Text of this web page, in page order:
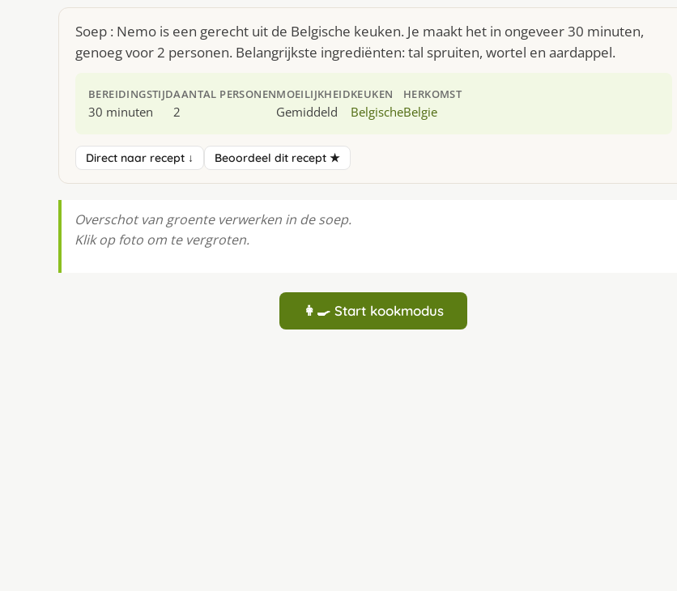
Soep : Nemo is een gerecht uit de Belgische keuken. Je maakt het in ongeveer 30 minuten,
genoeg voor 2 personen. Belangrijkste ingrediënten: tal spruiten, wortel en aardappel.
BEREIDINGSTIJD
30 minuten
AANTAL PERSONEN
2
MOEILIJKHEID
Gemiddeld
KEUKEN
Belgische
HERKOMST
Belgie
Direct naar recept ↓ Beoordeel dit recept ★
Overschot van groente verwerken in de soep.
Klik op foto om te vergroten.
👩‍🍳 Start kookmodus